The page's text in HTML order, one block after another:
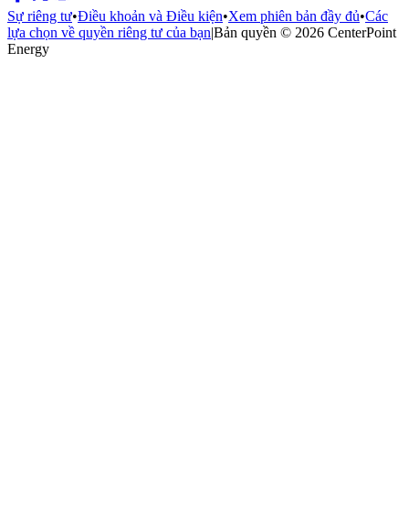
Sự riêng tư•Điều khoản và Điều kiện•Xem phiên bản đầy đủ•Các
lựa chọn về quyền riêng tư của bạn|Bản quyền © 2026 CenterPoint
Energy